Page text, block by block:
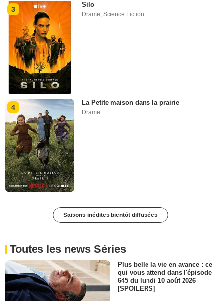
3
Silo
Drame,Science Fiction
4
La Petite maison dans la prairie
Drame
Saisons inédites bientôt diffusées
Toutes les news Séries
Plus belle la vie en avance : ce
qui vous attend dans l'épisode
645 du lundi 10 août 2026
[SPOILERS]